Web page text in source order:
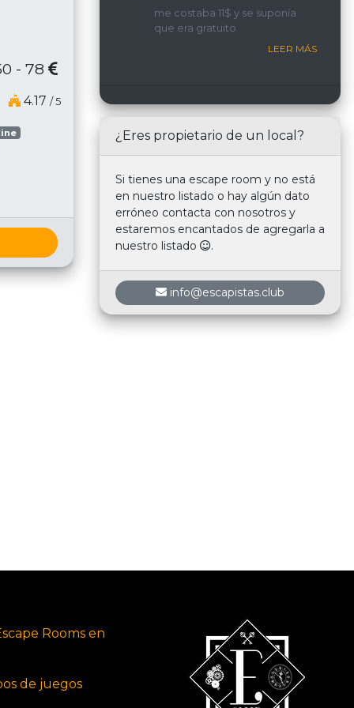
- 78
4.17 / 5
interacción constante con
nosotros.
me costaba 11$ y se suponía
que era gratuito
LEER MÁS
¿Eres propietario de un local?
Si tienes una escape room y no está
en nuestro listado o hay algún dato
erróneo contacta con nosotros y
estaremos encantados de agregarla a
nuestro listado
.
info@escapistas.club
Rooms en
de juegos